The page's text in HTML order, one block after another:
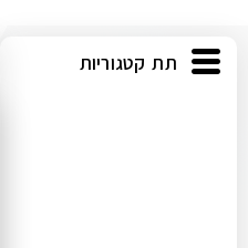
תת קטגוריות